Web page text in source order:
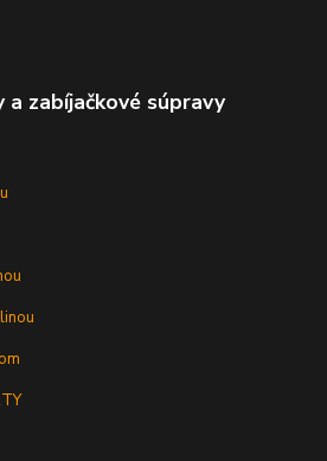
zabíjačkové súpravy